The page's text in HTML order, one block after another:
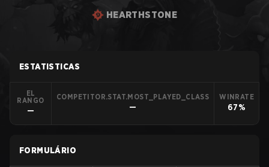
HEARTHSTONE
ESTATISTICAS
EL
RANGO
—
COMPETITOR.STAT.MOST_PLAYED_CLASS
—
WINRATE
67%
FORMULÁRIO